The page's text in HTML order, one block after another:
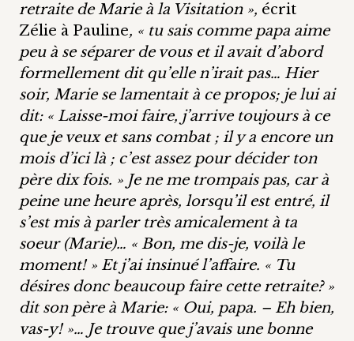
retraite de Marie à la Visitation », écrit
Zélie à Pauline, « tu sais comme papa aime
peu à se séparer de vous et il avait d’abord
formellement dit qu’elle n’irait pas… Hier
soir, Marie se lamentait à ce propos; je lui ai
dit: « Laisse-moi faire, j’arrive toujours à ce
que je veux et sans combat ; il y a encore un
mois d’ici là ; c’est assez pour décider ton
père dix fois. » Je ne me trompais pas, car à
peine une heure après, lorsqu’il est entré, il
s’est mis à parler très amicalement à ta
soeur (Marie)… « Bon, me dis-je, voilà le
moment! » Et j’ai insinué l’affaire. « Tu
désires donc beaucoup faire cette retraite? »
dit son père à Marie: « Oui, papa. – Eh bien,
vas-y! »… Je trouve que j’avais une bonne